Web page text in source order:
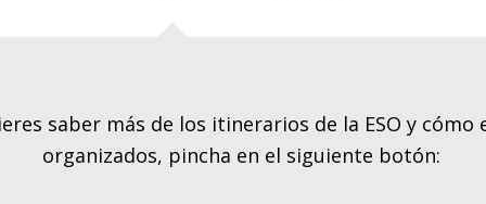
saber más de los itinerarios de la ESO y cómo
organizados, pincha en el siguiente botón: